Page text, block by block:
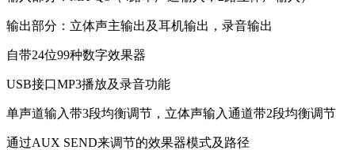
输出部分：立体声主输出及耳机输出，录音输出
自带24位99种数字效果器
USB接口MP3播放及录音功能
单声道输入带3段均衡调节，立体声输入通道带2段均衡调节
通过AUX SEND来调节的效果器模式及路径